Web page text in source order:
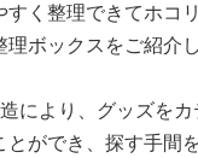
く整理できてホコ
ボックスをご紹介し
により、グッズを
ができ、探す手間